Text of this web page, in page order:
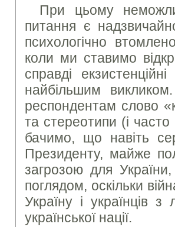
При цьому
питання є
психологічно
коли ми ставимо
справді
найбільшим
респондентам слово
та стереотипи (і
бачимо, що навіть
Президенту, майже
загрозою для
поглядом, оскільки
Україну і українців з
української нації.